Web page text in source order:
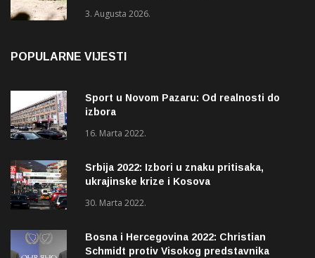
3. Augusta 2026.
POPULARNE VIJESTI
Sport u Novom Pazaru: Od realnosti do
izbora
16. Marta 2022.
Srbija 2022: Izbori u znaku pritisaka,
ukrajinske krize i Kosova
30. Marta 2022.
Bosna i Hercegovina 2022: Christian
Schmidt protiv Visokog predstavnika